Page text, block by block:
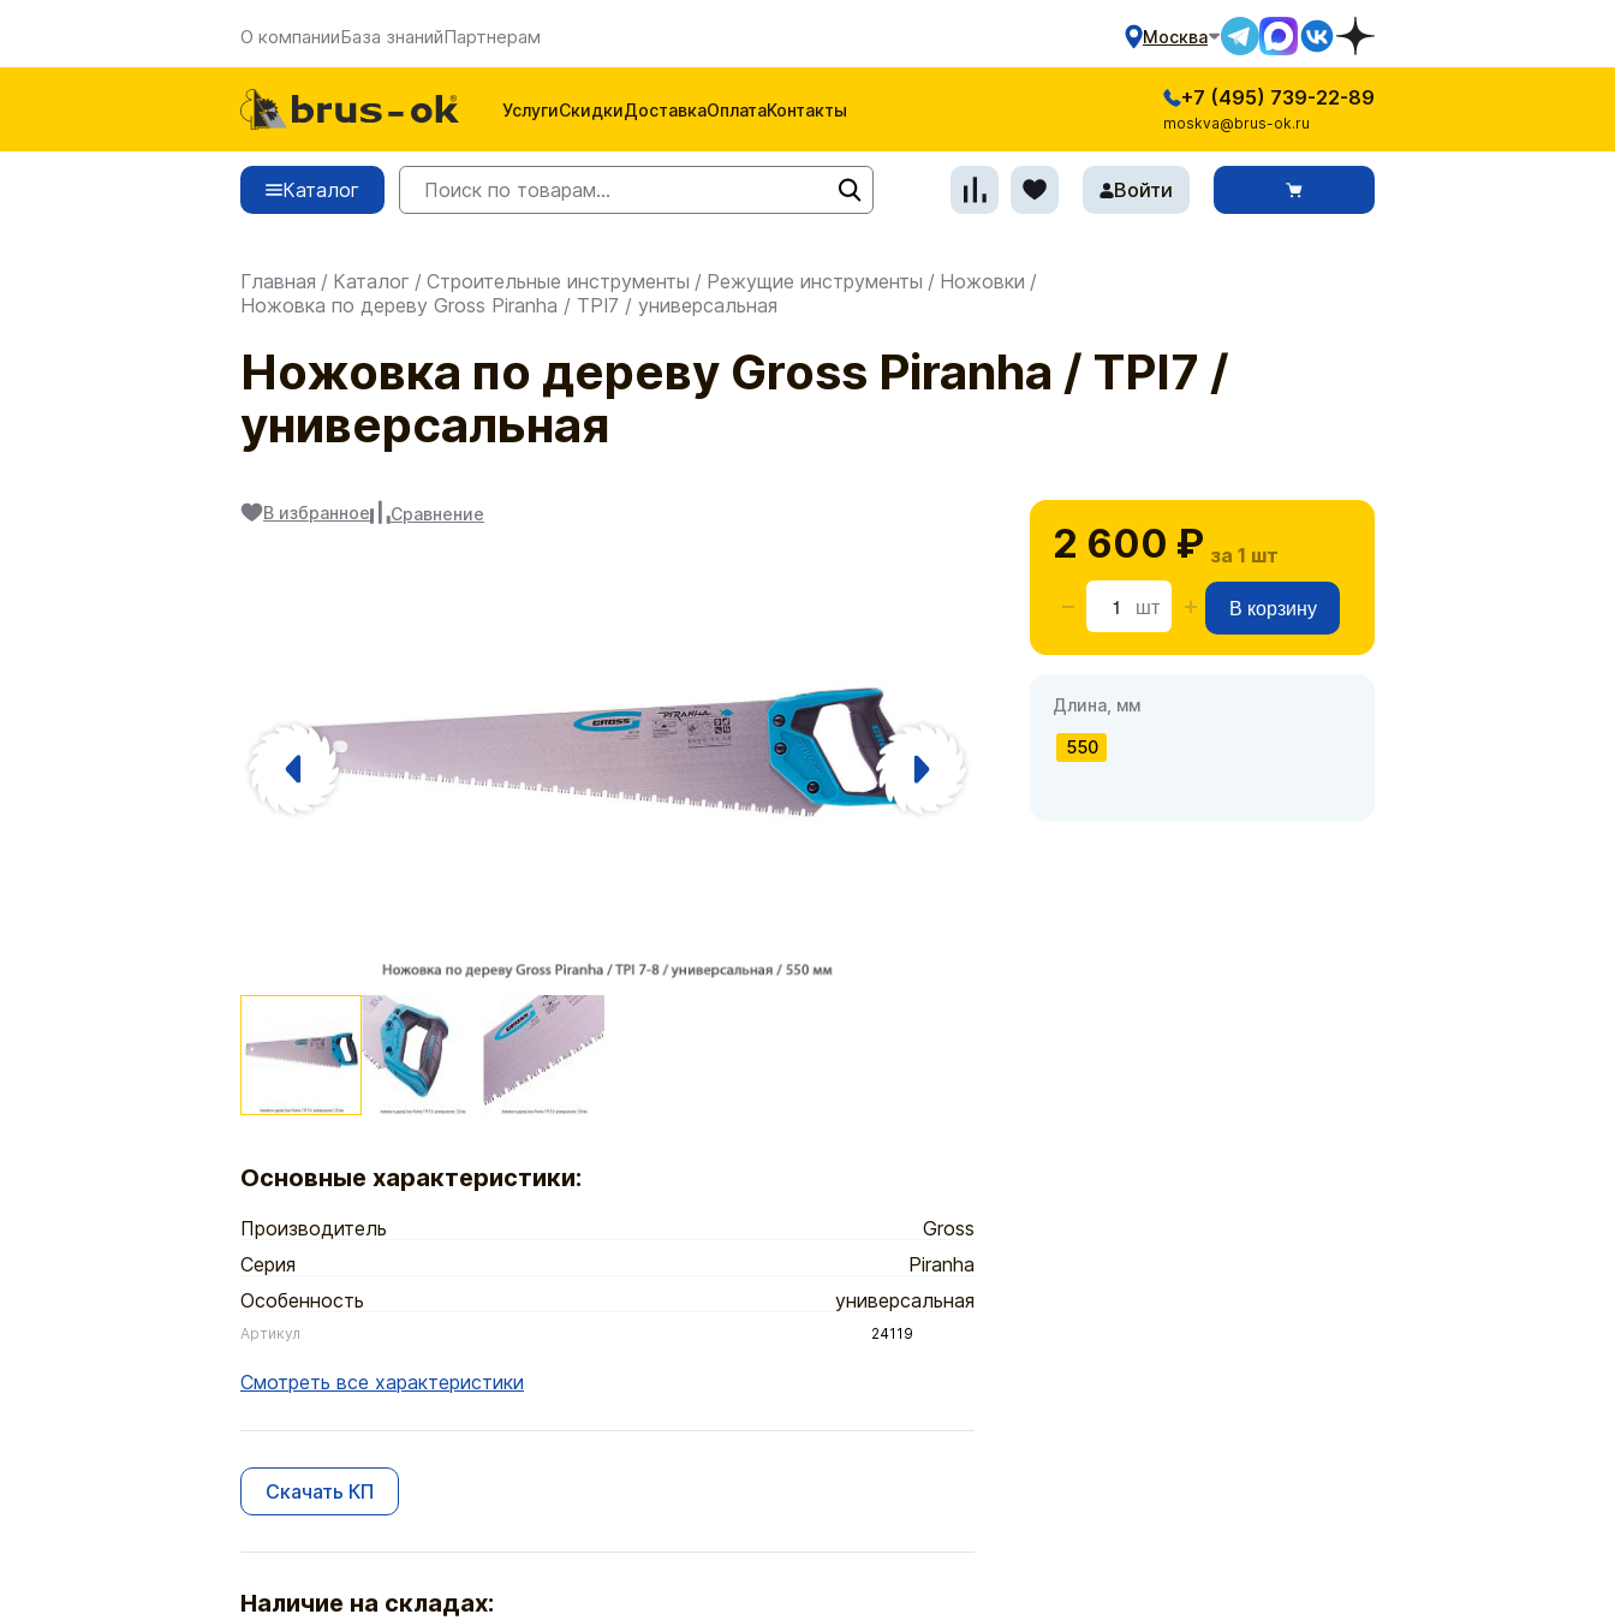
О компанииБаза знанийПартнерам Москва
УслугиСкидкиДоставкаОплатаКонтакты
+7 (495) 739-22-89
moskva@brus-ok.ru
Каталог Войти
Главная / Каталог / Строительные инструменты / Режущие инструменты / Ножовки /
Ножовка по дереву Gross Piranha / TPI7 / универсальная
Ножовка по дереву Gross Piranha / TPI7 /
универсальная
В избранное Сравнение
Основные характеристики:
Производитель
Gross
Серия
Piranha
Особенность
универсальная
Артикул 24119
Смотреть все характеристики
Скачать КП
Наличие на складах:
2 600 ₽ за 1 шт
шт В корзину
Длина, мм
550